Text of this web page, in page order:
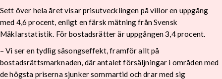
Sett över hela året visar prisutvecklingen på villor en uppgång
med 4,6 procent, enligt en färsk mätning från Svensk
Mäklarstatistik. För bostadsrätter är uppgången 3,4 procent.
– Vi ser en tydlig säsongseffekt, framför allt på
bostadsrättsmarknaden, där antalet försäljningar i områden med
de högsta priserna sjunker sommartid och drar med sig